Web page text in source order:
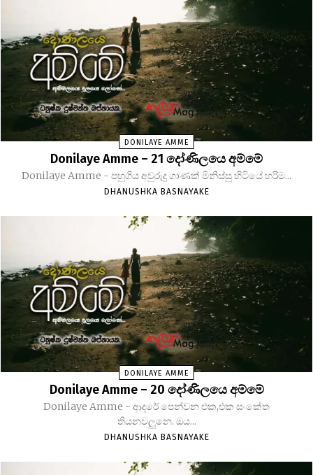
DONILAYE AMME
Donilaye Amme – 21 දෝණිලයෙ අම්මේ
Donilaye Amme - පහුගිය අවුරුදු ගාණක් මිනිස්සු හිටියේ හරිම...
DHANUSHKA BASNAYAKE
DONILAYE AMME
Donilaye Amme – 20 දෝණිලයෙ අම්මේ
Donilaye Amme - ආදරේ පෙන්වන එක,එක සංකේත
තියනවලුනෙ. ඔය...
DHANUSHKA BASNAYAKE